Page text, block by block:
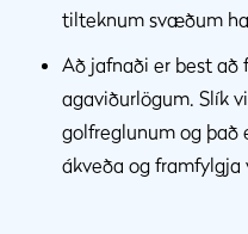
tilteknum svæðum
Að jafnaði er best að
agaviðurlögum. Slík
golfreglunum og það
ákveða og framfylgja